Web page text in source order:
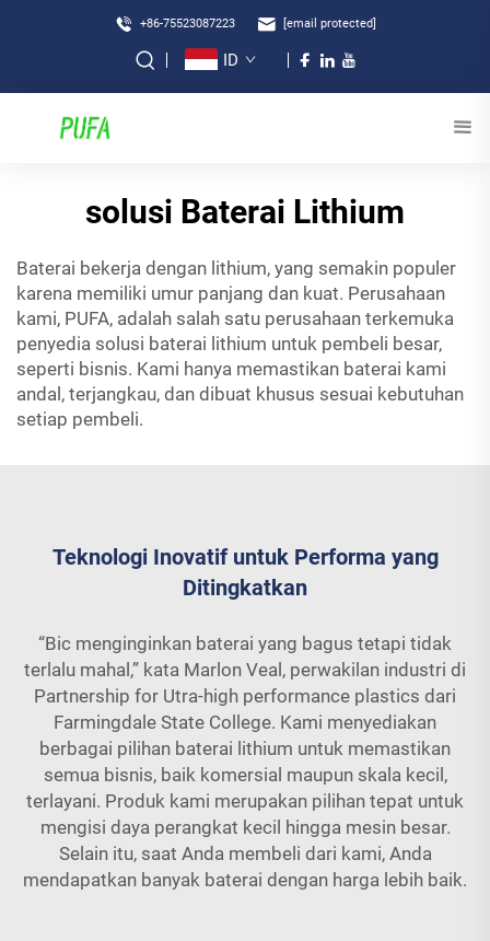
+86-75523087223 [email protected]
ID
solusi Baterai Lithium
Baterai bekerja dengan lithium, yang semakin populer
karena memiliki umur panjang dan kuat. Perusahaan
kami, PUFA, adalah salah satu perusahaan terkemuka
penyedia solusi baterai lithium untuk pembeli besar,
seperti bisnis. Kami hanya memastikan baterai kami
andal, terjangkau, dan dibuat khusus sesuai kebutuhan
setiap pembeli.
Teknologi Inovatif untuk Performa yang
Ditingkatkan
“Bic menginginkan baterai yang bagus tetapi tidak
terlalu mahal,” kata Marlon Veal, perwakilan industri di
Partnership for Utra-high performance plastics dari
Farmingdale State College. Kami menyediakan
berbagai pilihan baterai lithium untuk memastikan
semua bisnis, baik komersial maupun skala kecil,
terlayani. Produk kami merupakan pilihan tepat untuk
mengisi daya perangkat kecil hingga mesin besar.
Selain itu, saat Anda membeli dari kami, Anda
mendapatkan banyak baterai dengan harga lebih baik.